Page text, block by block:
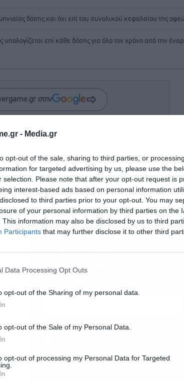
- Media.gr
opt-out of the sale, sharing to third parties, or
for targeted advertising by us, please use the
selection. Please note that after your opt-out request is
interest-based ads based on personal information
to third parties prior to your opt-out. You may
of your personal information by third parties on the
This information may also be disclosed by us to third
Participants that may further disclose it to other third
Data Processing Opt Outs
opt-out of the Sharing of my personal data.
opt-out of the Sale of my Personal Data.
opt-out of processing my Personal Data for Targeted
δόσης και όχι επί του συνολικού κεφαλαίου της
επί κάθε δόσης για όλο τον χρόνο από την
στην
της απόφασης του Αρείου Πάγου για
τους μετά τη δημοσίευση της
εβδομάδας.
καθιστούν δύσκολη την επίτευξη κοινής
φορέων. Οι πληροφορίες του
οποίοι βαρύνονται και με την
ζητήσουν άμεσα διευκρινίσεις, με
ερμηνεία της απόφασης της Ολομέλειας,
προ νέων αγωγών από
λάθος υπολογισμό των
χρειαστεί να περιμένουν για τις
φέρονται αποφασισμένοι να
χωρίς απολύτως κανέναν τόκο, με ό,τι
που θα δεχτούν ακόμη μεγαλύτερο
Εγγραφή στο
Αποδέχομαι τους